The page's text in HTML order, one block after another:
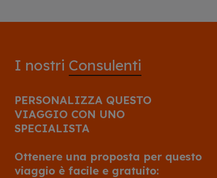
I nostri Consulenti
PERSONALIZZA QUESTO
VIAGGIO CON UNO
SPECIALISTA
Ottenere una proposta per questo
viaggio è facile e gratuito: